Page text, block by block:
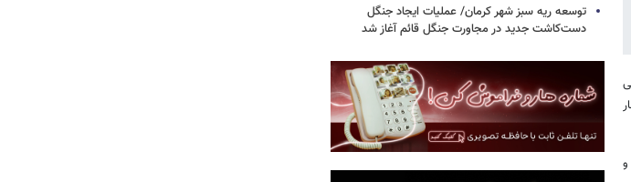
توسعه ریه سبز شهر کرمان/ عملیات ایجاد جنگل
دست‌کاشت جدید در مجاورت جنگل قائم آغاز شد